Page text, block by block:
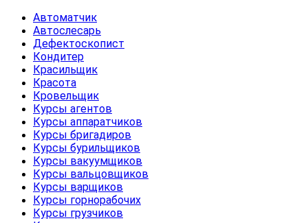
Автоматчик
Автослесарь
Дефектоскопист
Кондитер
Красильщик
Красота
Кровельщик
Курсы агентов
Курсы аппаратчиков
Курсы бригадиров
Курсы бурильщиков
Курсы вакуумщиков
Курсы вальцовщиков
Курсы варщиков
Курсы горнорабочих
Курсы грузчиков